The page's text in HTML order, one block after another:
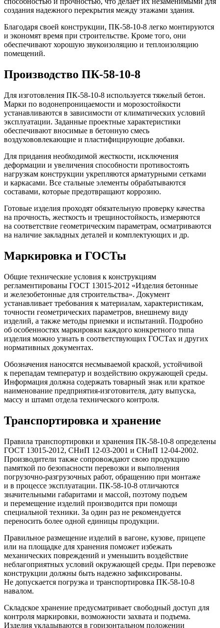
создания надежного перекрытия между этажами здания.
Благодаря своей конструкции, ПК-58-10-8 легко монтируются
и экономят время при строительстве. Кроме того, они
обеспечивают хорошую звукоизоляцию и теплоизоляцию
помещений.
Производство ПК-58-10-8
Для изготовления ПК-58-10-8 используется тяжелый бетон.
Марки по водонепроницаемости и морозостойкости
устанавливаются в зависимости от климатических условий
эксплуатации. Заданные проектные характеристики
обеспечивают вносимые в бетонную смесь
воздухововлекающие и пластифицирующие добавки.
Для придания необходимой жесткости, исключения
деформации и увеличения способности противостоять
нагрузкам конструкции укрепляются арматурными сетками
и каркасами. Все стальные элементы обрабатываются
составами, которые предотвращают коррозию.
Готовые изделия проходят обязательную проверку качества
на прочность, жесткость и трещиностойкость, измеряются
на соответствие геометрическим параметрам, осматриваются
на наличие закладных деталей и комплектующих и др.
Маркировка и ГОСТы
Общие технические условия к конструкциям
регламентированы ГОСТ 13015-2012 «Изделия бетонные
и железобетонные для строительства». Документ
устанавливает требования к материалам, характеристикам,
точности геометрических параметров, внешнему виду
изделий, а также методы приемки и испытаний. Подробно
об особенностях маркировки каждого конкретного типа
изделия можно узнать в соответствующих ГОСТах и других
нормативных документах.
Обозначения наносятся несмываемой краской, устойчивой
к перепадам температур и воздействию окружающей среды.
Информация должна содержать товарный знак или краткое
наименование предприятия-изготовителя, дату выпуска,
массу и штамп отдела технического контроля.
Транспортировка и хранение
Правила транспортировки и хранения ПК-58-10-8 определены
ГОСТ 13015-2012, СНиП 12-03-2001 и СНиП 12-04-2002.
Производители также сопровождают свою продукцию
памяткой по безопасности перевозки и выполнения
погрузочно-разгрузочных работ, обращению при монтаже
и в процессе эксплуатации. ПК-58-10-8 отличаются
значительными габаритами и массой, поэтому подъем
и перемещение изделий производится при помощи
специальной техники. За один раз не рекомендуется
переносить более одной единицы продукции.
Правильное размещение изделий в вагоне, кузове, прицепе
или на площадке для хранения поможет избежать
механических повреждений и уменьшить воздействие
неблагоприятных условий окружающей среды. При перевозке
конструкции должны быть надежно зафиксированы.
Не допускается погрузка и транспортировка ПК-58-10-8
навалом.
Складское хранение предусматривает свободный доступ для
контроля маркировки, возможности захвата и подъема.
Изделия укладываются в горизонтальном положении